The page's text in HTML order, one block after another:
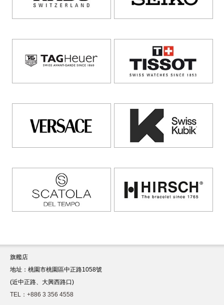
旗艦店
地址：桃園市桃園區中正路1058號
(近中正路、大興西路口)
TEL：+886 3 356 4558